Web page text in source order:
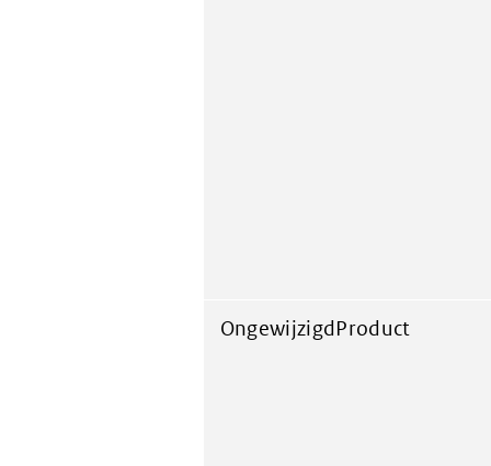
OngewijzigdProduct